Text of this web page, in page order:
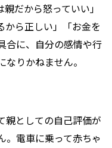
だから怒っていい」
から正しい」「お金を
合に、自分の感情や行
りかねません。
親としての自己評価が
。電車に乗って赤ちゃ